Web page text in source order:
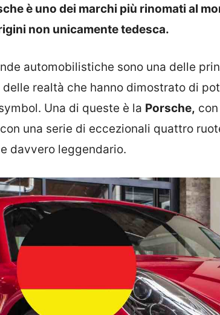
è uno dei marchi più rinomati al
non unicamente tedesca.
automobilistiche sono una delle
delle realtà che hanno dimostrato di
Una di queste è la Porsche,
una serie di eccezionali quattro
davvero leggendario.